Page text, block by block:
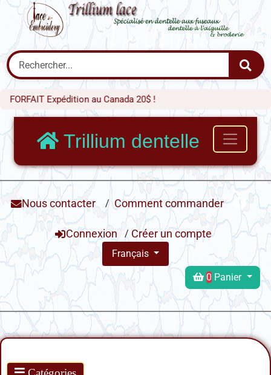
Expédition au Canada 20$ !
Trillium dentelle
Nous contacter / Comment commander
Connexion / Créer un compte
Français
0 Panier